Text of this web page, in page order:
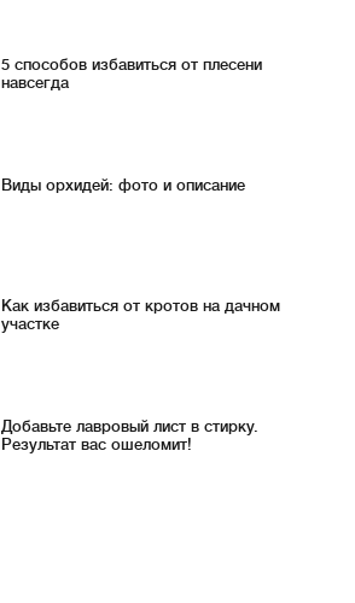
5 способов избавиться от плесени
навсегда
Виды орхидей: фото и описание
Как избавиться от кротов на дачном
участке
Добавьте лавровый лист в стирку.
Результат вас ошеломит!